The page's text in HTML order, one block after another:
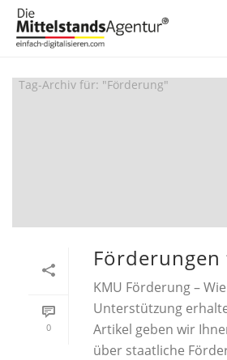
ARCHIVES
Tag-Archiv für: "Förderung"
0
Förderungen
KMU Förderung –
Unterstützung
Artikel geben wir
über staatliche